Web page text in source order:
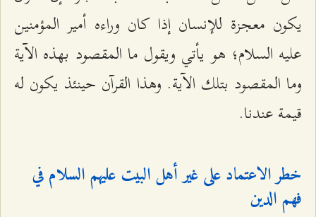
يكون معجزة للإنسان إذا كان وراءه أمير المؤمنين
عليه السلام؛ هو يأتي ويقول ما المقصود بهذه الآية
وما المقصود بتلك الآية. وهذا القرآن حينئذ يكون له
قيمة عندنا.
خطر الاعتماد على غير أهل البيت عليهم السلام في
فهم الدين